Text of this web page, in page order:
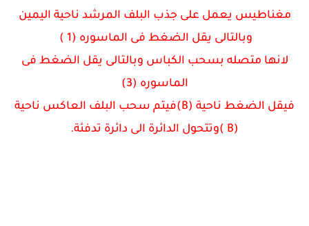
مغناطيس يعمل على جذب البلف المرشد ناحية اليمين
وبالتالى يقل الضغط فى الماسوره (1 )
لانها متصله بسحب الكباس وبالتالى يقل الضغط فى
الماسوره (3)
فيقل الضغط ناحية (B)فيتم سحب البلف العاكس ناحية
(B )وتتحول الدائرة الى دائرة تدفئة.